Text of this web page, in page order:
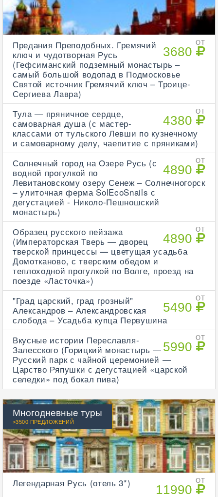
ОТ
3680
Предания Преподобных. Гремячий
ключ и чудотворная Русь
(Гефсиманский подземный монастырь –
самый большой водопад в Подмосковье
Святой источник Гремячий ключ – Троице-
Сергиева Лавра)
ОТ
4380
Тула — пряничное сердце,
самоварная душа (с мастер-
классами от тульского Левши по кузнечному
и самоварному делу, чаепитие с пряниками)
ОТ
4890
Солнечный город на Озере Русь (с
водной прогулкой по
Левитановскому озеру Сенеж – Солнечногорск
– улиточная ферма SolEcoSnails с
дегустацией - Николо-Пешношский
монастырь)
ОТ
4890
Образец русского пейзажа
(Императорская Тверь — дворец
тверской принцессы — цветущая усадьба
Домотканово, с тверским обедом и
теплоходной прогулкой по Волге, проезд на
поезде «Ласточка»)
ОТ
5490
"Град царский, град грозный"
Александров – Александровская
слобода – Усадьба купца Первушина
ОТ
5990
Вкусные истории Переславля-
Залесского (Горицкий монастырь —
Русский парк с чайной церемонией —
Царство Ряпушки с дегустацией «царской
селедки» под бокал пива)
Многодневные туры
>3500 ПРЕДЛОЖЕНИЙ
ОТ
11990
Легендарная Русь (отель 3*)